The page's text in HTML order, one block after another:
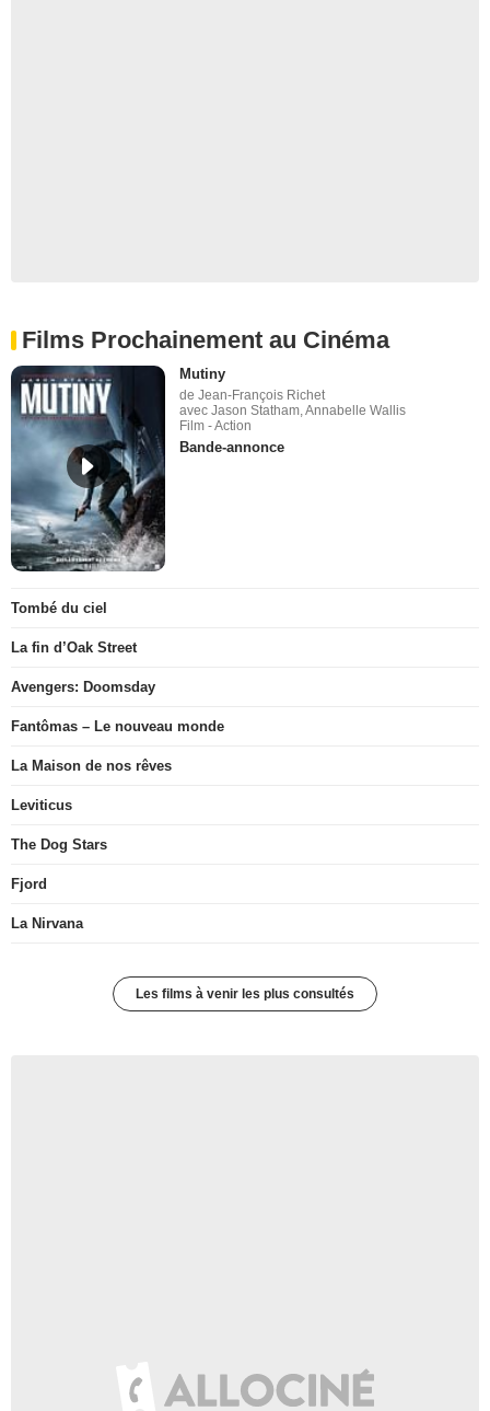
Films Prochainement au Cinéma
Mutiny
de Jean-François Richet
avec Jason Statham, Annabelle Wallis
Film - Action
Bande-annonce
Tombé du ciel
La fin d’Oak Street
Avengers: Doomsday
Fantômas – Le nouveau monde
La Maison de nos rêves
Leviticus
The Dog Stars
Fjord
La Nirvana
Les films à venir les plus consultés